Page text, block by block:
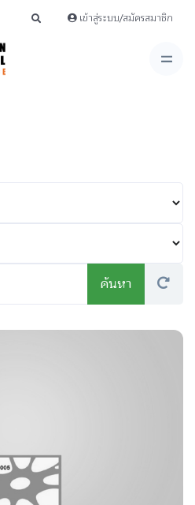
เข้าสู่ระบบ/สมัครสมาชิก